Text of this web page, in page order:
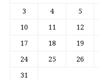
3 4 5
10 11 12
17 18 19
24 25 26
31